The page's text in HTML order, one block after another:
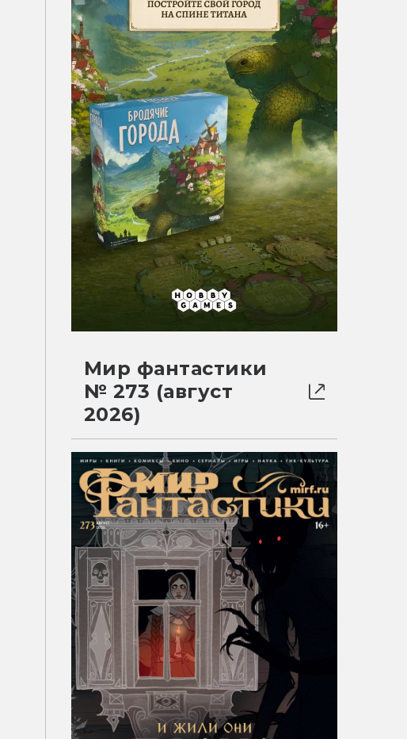
Мир фантастики
№ 273 (август
2026)